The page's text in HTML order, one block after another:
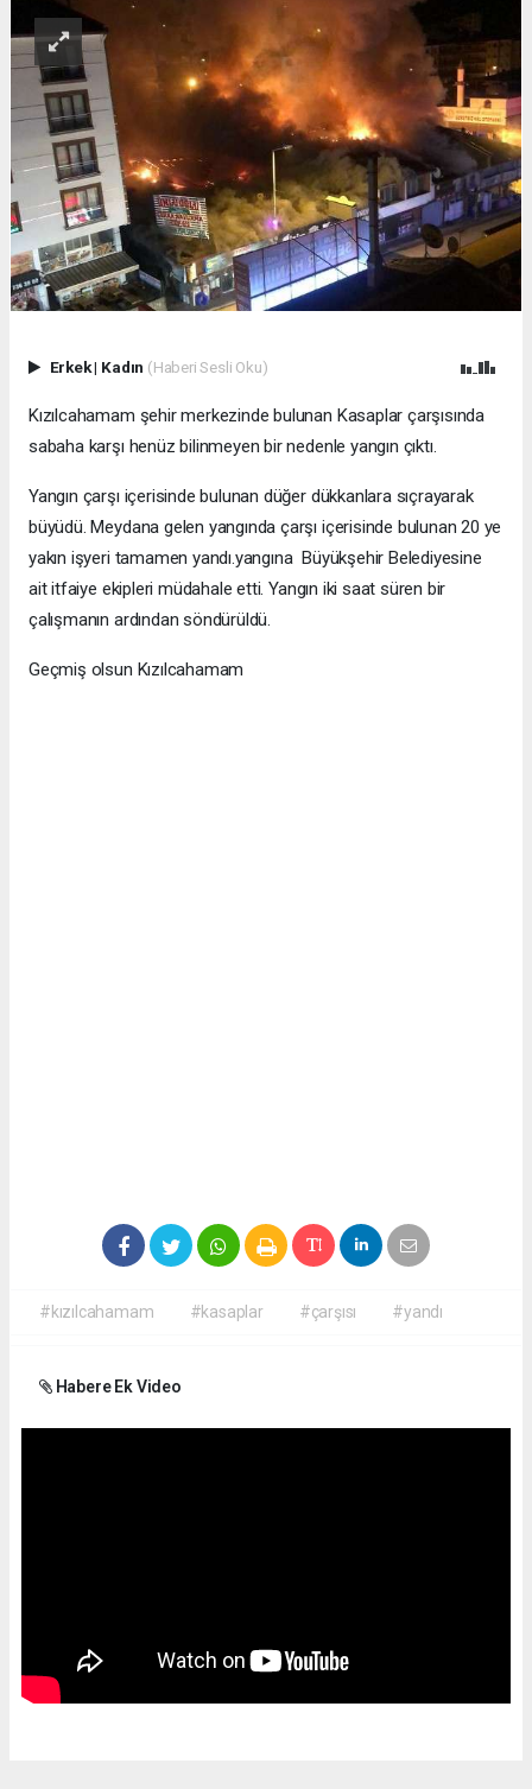
Erkek| Kadın (Haberi Sesli Oku)
Kızılcahamam şehir merkezinde bulunan Kasaplar çarşısında
sabaha karşı henüz bilinmeyen bir nedenle yangın çıktı.
Yangın çarşı içerisinde bulunan düğer dükkanlara sıçrayarak
büyüdü. Meydana gelen yangında çarşı içerisinde bulunan 20 ye
yakın işyeri tamamen yandı.yangına Büyükşehir Belediyesine
ait itfaiye ekipleri müdahale etti. Yangın iki saat süren bir
çalışmanın ardından söndürüldü.
Geçmiş olsun Kızılcahamam
#kızılcahamam #kasaplar #çarşısı #yandı
Habere Ek Video